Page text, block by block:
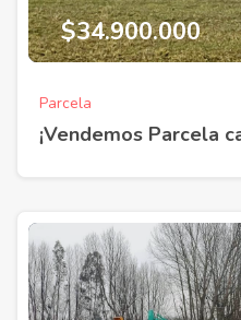
$34.900.000
Parcela
¡Vendemos Parcela